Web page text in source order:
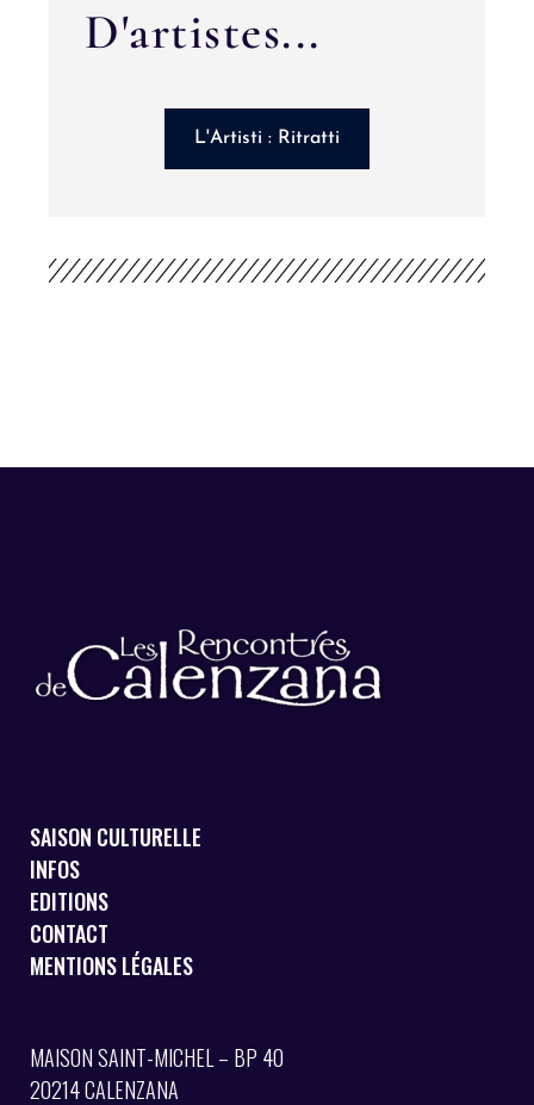
D'artistes...
L'Artisti : Ritratti
SAISON CULTURELLE
INFOS
EDITIONS
CONTACT
MENTIONS LÉGALES
MAISON SAINT-MICHEL – BP 40
20214 CALENZANA